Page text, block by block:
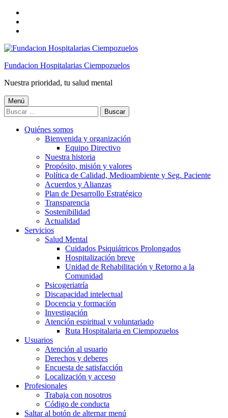
principal
principal
pie
página
Fundacion Hospitalarias Ciempozuelos
Nuestra prioridad, tu salud mental
Menú
Buscar:
Quiénes somos
Bienvenida y organización
Equipo Directivo
Nuestra historia
Propósito, misión y valores
Política de Calidad, Medioambiente y Seg. Paciente
Acuerdos y Alianzas
Plan de Desarrollo Estratégico
Transparencia
Sostenibilidad
Actualidad
Servicios
Salud Mental
Cuidados Psiquiátricos Prolongados
Hospitalización breve
Unidad de Rehabilitación y Retorno a la
Comunidad
Psicogeriatría
Discapacidad intelectual
Docencia y formación
Investigación
Atención espiritual y voluntariado
Ruta Hospitalaria en Ciempozuelos
Usuarios
Atención al usuario
Derechos y deberes
Encuesta de satisfacción
Localización y acceso
Profesionales
Trabaja con nosotros
Código de conducta
Saltar al botón de alternar menú